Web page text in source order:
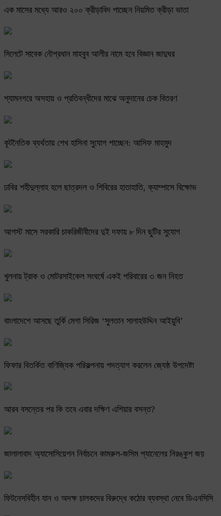
এক মাসের মধ্যে আরও ২০০ ক্রীড়াবিদ পাচ্ছেন নিয়মিত ক্রীড়া ভাতা
সিলেটে সাবেক নৌপ্রধান মাহবুব আলীর নামে হবে বিজ্ঞান জাদুঘর
শ্যামনগরে অসহায় ও প্রতিবন্ধীদের মাঝে অনুদানের চেক বিতরণ
কূটনৈতিক ব্যর্থতায় শেখ হাসিনা সুযোগ পাচ্ছেন: আসিফ মাহমুদ
ঢাবির শহীদুল্লাহ হলে ছাত্রদল ও শিবিরের হাতাহাতি, ক্যাম্পাসে বিক্ষোভ
আগস্ট মাসে সরকারি চাকরিজীবীদের দুই দফায় ৮ দিন ছুটির সুযোগ
খুলনায় ট্রাক ও মোটরসাইকেল সংঘর্ষে একই পরিবারের ৩ জন নিহত
বাংলাদেশে আসছে তুর্কি মেগা সিরিজ ‘সুলতান সালাহউদ্দিন আইয়ুবি’
ফিফার বিতর্কিত বাণিজ্যিক পরিকল্পনায় পদত্যাগ করলেন জ্যেষ্ঠ উপদেষ্টা
আরব বসন্তের পর কি তবে এবার দক্ষিণ এশিয়ার বসন্ত?
জালালাবাদ অ্যাসোসিয়েশন নির্বাচনে কামরুল-জসিম প্যানেলের নিরঙ্কুশ জয়
ফিটনেসবিহীন যান ও অদক্ষ চালকদের বিরুদ্ধে কঠোর ব্যবস্থা নেবে ডিএনসিসি